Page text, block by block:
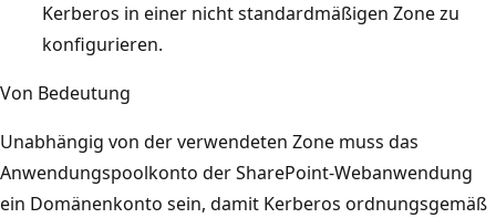
Kerberos in einer nicht standardmäßigen Zone zu
konfigurieren.
Von Bedeutung
Unabhängig von der verwendeten Zone muss das
Anwendungspoolkonto der SharePoint-Webanwendung
ein Domänenkonto sein, damit Kerberos ordnungsgemäß